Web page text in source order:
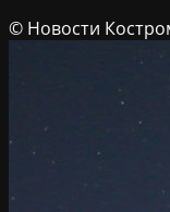
© Новости